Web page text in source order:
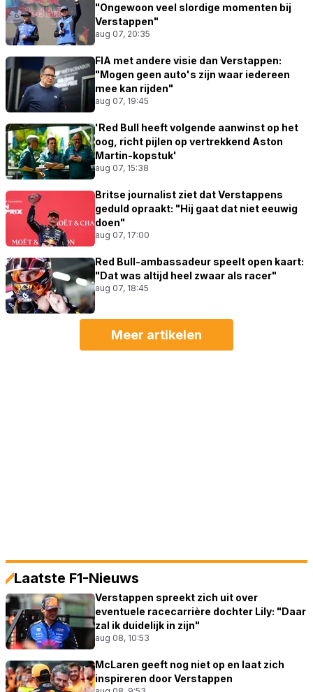
"Ongewoon veel slordige momenten bij
Verstappen"
aug 07, 20:35
FIA met andere visie dan Verstappen:
"Mogen geen auto's zijn waar iedereen
mee kan rijden"
aug 07, 19:45
'Red Bull heeft volgende aanwinst op het
oog, richt pijlen op vertrekkend Aston
Martin-kopstuk'
aug 07, 15:38
Britse journalist ziet dat Verstappens
geduld opraakt: "Hij gaat dat niet eeuwig
doen"
aug 07, 17:00
Red Bull-ambassadeur speelt open kaart:
"Dat was altijd heel zwaar als racer"
aug 07, 18:45
Meer artikelen
Laatste F1-Nieuws
Verstappen spreekt zich uit over
eventuele racecarrière dochter Lily: "Daar
zal ik duidelijk in zijn"
aug 08, 10:53
McLaren geeft nog niet op en laat zich
inspireren door Verstappen